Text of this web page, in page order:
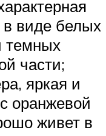
в виде белых
темных
части;
яркая и
оранжевой
живет в